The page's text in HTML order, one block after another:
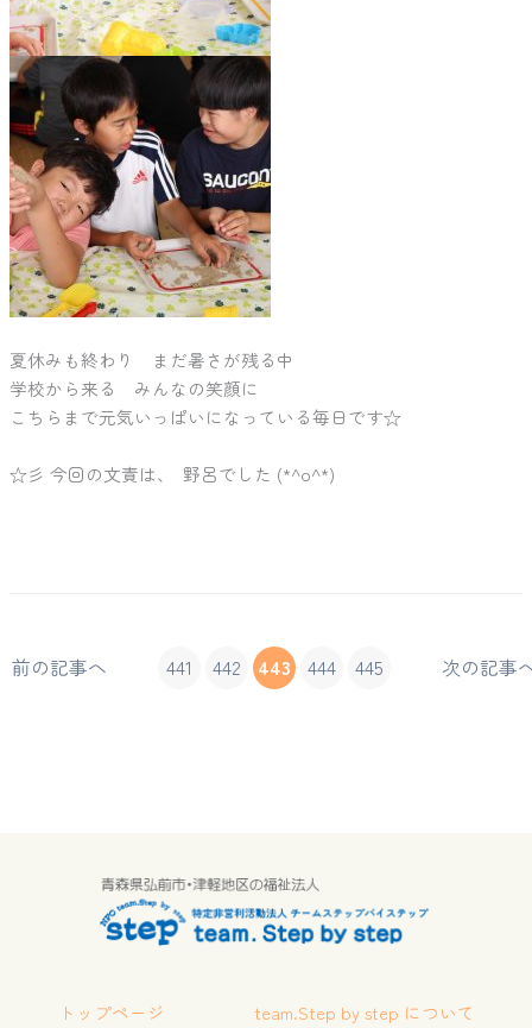
夏休みも終わり まだ暑さが残る中
学校から来る みんなの笑顔に
こちらまで元気いっぱいになっている毎日です☆
☆彡 今回の文責は､ 野呂でした (*^o^*)
前の記事へ 441 442 443 444 445 次の記事
トップページ team.Step by step について